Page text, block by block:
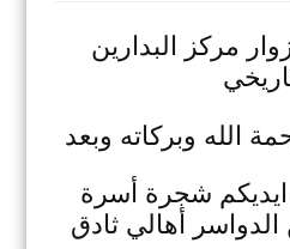
مركز البدارين
الله وبركاته وبعد
شجرة أسرة
الدواسر أهالي ثادق